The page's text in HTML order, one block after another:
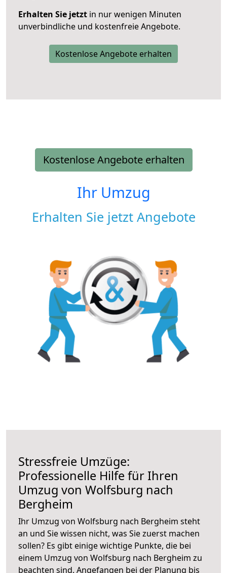
Erhalten Sie jetzt in nur wenigen Minuten
unverbindliche und kostenfreie Angebote.
Kostenlose Angebote erhalten
Kostenlose Angebote erhalten
Ihr Umzug
Erhalten Sie jetzt Angebote
Stressfreie Umzüge:
Professionelle Hilfe für Ihren
Umzug von Wolfsburg nach
Bergheim
Ihr Umzug von Wolfsburg nach Bergheim steht
an und Sie wissen nicht, was Sie zuerst machen
sollen? Es gibt einige wichtige Punkte, die bei
einem Umzug von Wolfsburg nach Bergheim zu
beachten sind. Angefangen bei der Planung bis